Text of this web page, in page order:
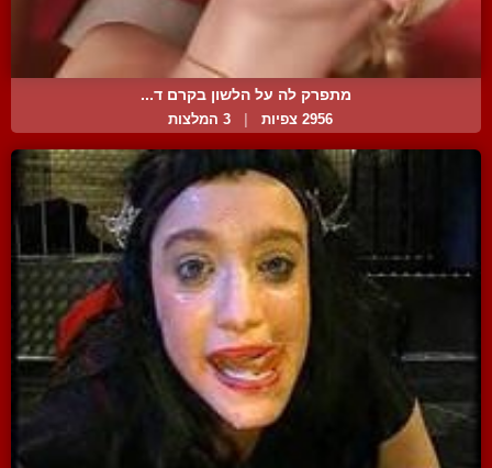
מתפרק לה על הלשון בקרם ד...
2956 צפיות | 3 המלצות